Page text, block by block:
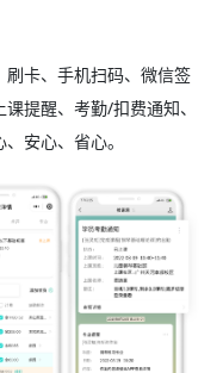
卡、手机扫码、微信签
提醒、考勤/扣费通知、
安心、省心。